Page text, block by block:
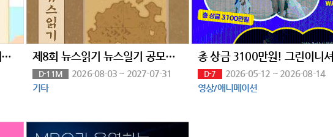
[추천공모전] 제11회 국립생태원 생태문학 공모전 (~8.14) 제8회 뉴스읽기 뉴스일기 공모전 뉴스일기장 배포(~27/7/31)
D-11M
2026-08-03 ~ 2027-07-31
기타
D-7
2026-05-12 ~ 2026-08-14
영상/애니메이션